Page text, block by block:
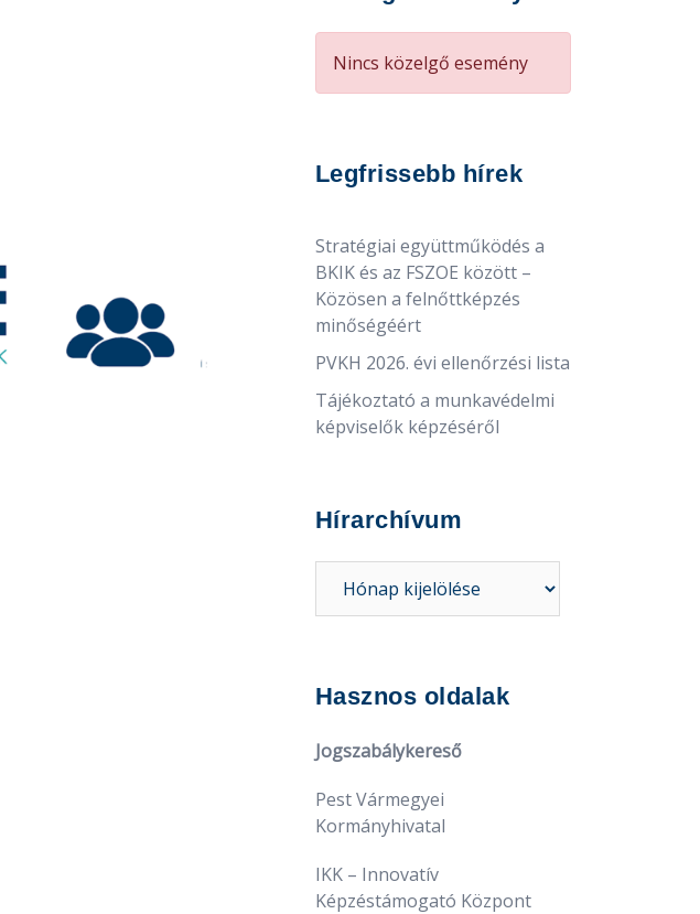
Nincs közelgő esemény
Legfrissebb hírek
Stratégiai együttműködés a
BKIK és az FSZOE között –
Közösen a felnőttképzés
minőségéért
PVKH 2026. évi ellenőrzési lista
Tájékoztató a munkavédelmi
képviselők képzéséről
Hírarchívum
Hasznos oldalak
Jogszabálykereső
Pest Vármegyei
Kormányhivatal
IKK – Innovatív
Képzéstámogató Központ